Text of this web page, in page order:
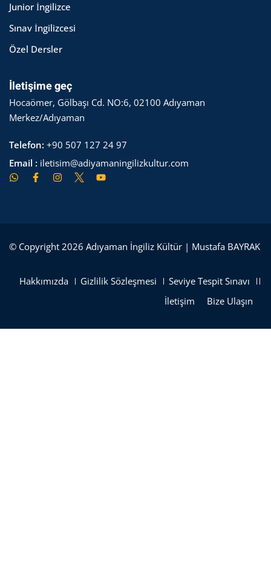
Junior İngilizce
Sınav İngilizcesi
Özel Dersler
İletişime geç
Hocaömer, Gölbaşı Cd. NO:6, 02100 Adıyaman
Merkez/Adıyaman
Telefon: +90 507 127 24 97
Email : iletisim@adiyamaningilizkultur.com
© Copyright 2026 Adıyaman İngiliz Kültür | Mustafa BAYRAK
Hakkımızda Gizlilik Sözleşmesi
Seviye Tespit Sınavı
İletişim
Bize Ulaşın